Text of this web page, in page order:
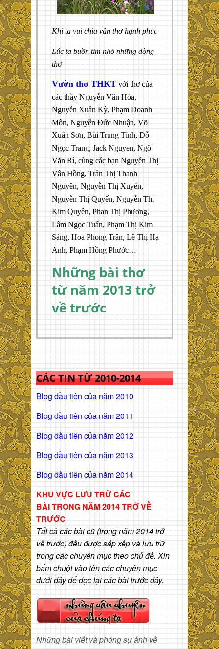
Khi ta vui chia vần thơ hạnh phúc
Lúc ta buồn tim nhỏ những dòng
thơ
Vườn thơ THKT với thơ của
các thầy Nguyễn Văn Hòa,
Nguyễn Xuân Kỳ, Phạm Doanh
Môn, Nguyễn Đức Nhuận, Võ
Xuân Sơn, Bùi Trung Tính, Đỗ
Ngọc Trang, Jack Nguyen, Ngô
Văn Rí, cùng các bạn Nguyễn Thị
Vân Hồng, Trần Thị Thanh
Nguyên, Nguyễn Thị Xuyến,
Nguyễn Thị Quyến, Nguyễn Thị
Kim Quyên, Phan Thị Phương,
Lâm Ngọc Tuấn, Phạm Thị Kim
Sáng, Hoa Phong Trần, Lê Thị Hạ
Anh, Phạm Hồng Phước…
Những bài thơ
từ năm 2013 trở
về trước
CÁC TIN TỪ 2010-2014
Blog đầu tiên của năm 2010
Blog đầu tiên của năm 2011
Blog dầu tiên của năm 2012
Blog dầu tiên của năm 2013
Blog dầu tiên của năm 2014
KHU VỰC LƯU TRỮ CÁC
BÀITRONG NĂM 2014 TRỞ VỀ
TRƯỚC
Tất cả các bài cũ (trong năm 2014 trở
về trước) đều được sắp xếp và lưu trữ
trong các chuyên mục theo chủ đề. Xin
bấm chuột vào tên các chuyên mục
dưới đây để đọc lại các bài trước đây.
Những bài viết và phóng sự ảnh về